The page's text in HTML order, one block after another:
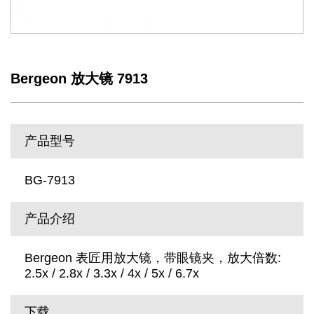
Bergeon 放大镜 7913
产品型号
BG-7913
产品介绍
Bergeon 表匠用放大镜，带眼镜夹，放大倍数:
2.5x / 2.8x / 3.3x / 4x / 5x / 6.7x